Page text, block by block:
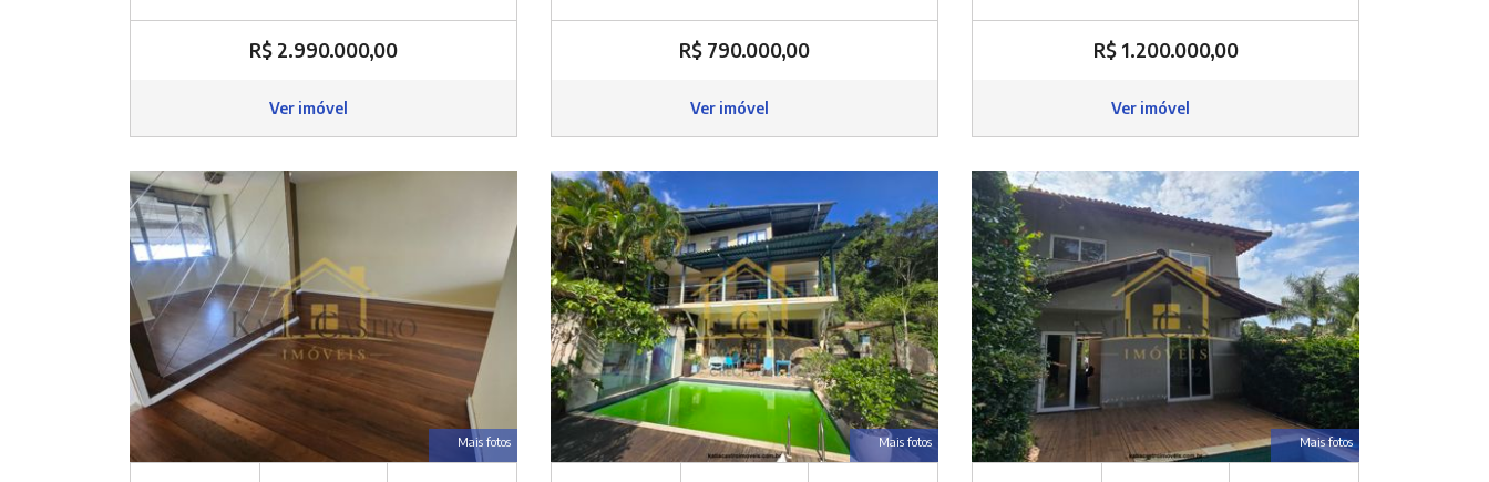
R$ 2.990.000,00
Ver imóvel
R$ 790.000,00
Ver imóvel
R$ 1.200.000,00
Ver imóvel
Mais fotos Mais fotos Mais fotos